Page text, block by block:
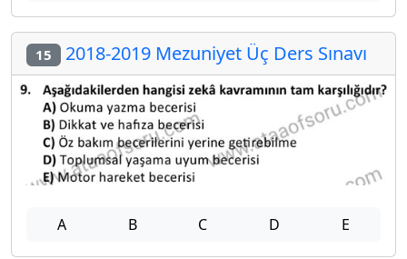
15 2018-2019 Mezuniyet Üç Ders Sınavı
A B C D E